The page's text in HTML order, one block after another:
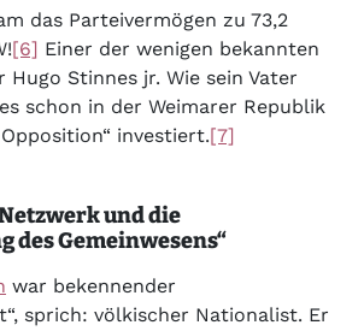
das Parteivermögen zu 73,2
[6] Einer der wenigen bekannten
Hugo Stinnes jr. Wie sein Vater
schon in der Weimarer Republik
investiert.[7]
und die
des Gemeinwesens“
war bekennender
sprich: völkischer Nationalist. Er